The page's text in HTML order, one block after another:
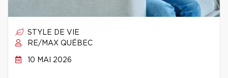
STYLE DE VIE
RE/MAX QUÉBEC
10 MAI 2026